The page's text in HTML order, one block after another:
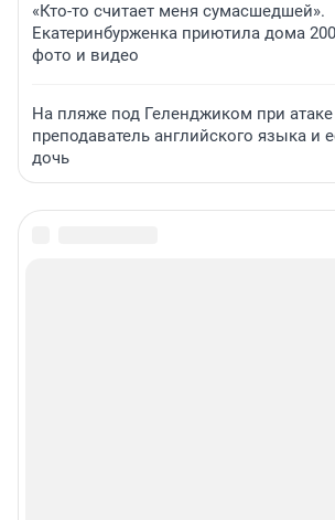
«Кто-то считает меня сумасшедшей».
Екатеринбурженка приютила дома
фото и видео
На пляже под Геленджиком при
преподаватель английского языка и
дочь